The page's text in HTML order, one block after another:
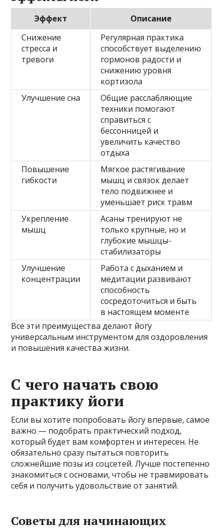
Эффект
Описание
Снижение
стресса и
тревоги
Регулярная практика
способствует выделению
гормонов радости и
снижению уровня
кортизола
Улучшение сна
Общие расслабляющие
техники помогают
справиться с
бессонницей и
увеличить качество
отдыха
Повышение
гибкости
Мягкое растягивание
мышц и связок делает
тело подвижнее и
уменьшает риск травм
Укрепление
мышц
Асаны тренируют не
только крупные, но и
глубокие мышцы-
стабилизаторы
Улучшение
концентрации
Работа с дыханием и
медитации развивают
способность
сосредоточиться и быть
в настоящем моменте
Все эти преимущества делают йогу
универсальным инструментом для оздоровления
и повышения качества жизни.
С чего начать свою
практику йоги
Если вы хотите попробовать йогу впервые, самое
важно — подобрать практический подход,
который будет вам комфортен и интересен. Не
обязательно сразу пытаться повторить
сложнейшие позы из соцсетей. Лучше постепенно
знакомиться с основами, чтобы не травмировать
себя и получить удовольствие от занятий.
Советы для начинающих